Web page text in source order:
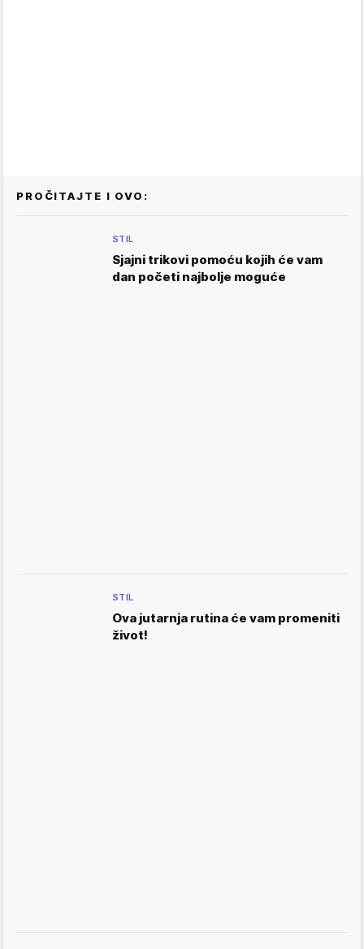
PROČITAJTE I OVO:
STIL
Sjajni trikovi pomoću kojih će vam
dan početi najbolje moguće
STIL
Ova jutarnja rutina će vam promeniti
život!